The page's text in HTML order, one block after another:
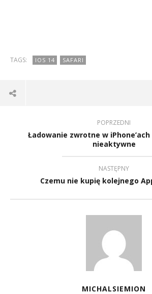
TAGS: IOS 14 SAFARI
POPRZEDNI
Ładowanie zwrotne w
nieaktywne
NASTĘPNY
Czemu nie kupię kolejnego
MICHALSIEMION